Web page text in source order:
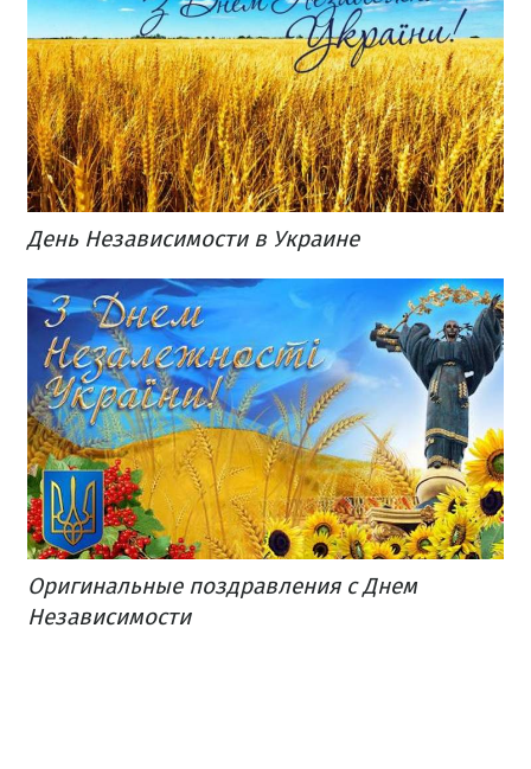
День Независимости в Украине
Оригинальные поздравления с Днем
Независимости